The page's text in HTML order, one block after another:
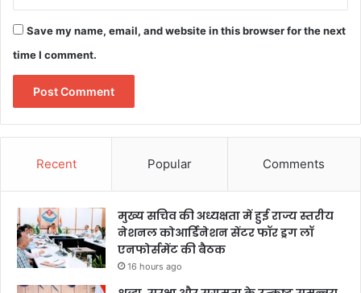
Save my name, email, and website in this browser for the next
time I comment.
Recent Popular Comments
मुख्य सचिव की अध्यक्षता में हुई राज्य स्तरीय
नेशनल कोआर्डिनेशन सेंटर फॉर ड्रग लॉ
एनफोर्समेंट की बैठक
16 hours ago